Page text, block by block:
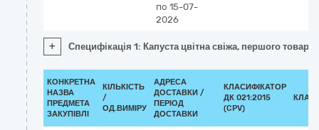
по 15-07-
2026
+ Специфікація 1: Капуста цвітна свіжа, першого
КОНКРЕТНА
НАЗВА
ПРЕДМЕТА
ЗАКУПІВЛІ
КІЛЬКІСТЬ
/
ОД.ВИМІРУ
АДРЕСА
ДОСТАВКИ /
ПЕРІОД
ДОСТАВКИ
КЛАСИФІКАТОР
ДК 021:2015
(CPV)